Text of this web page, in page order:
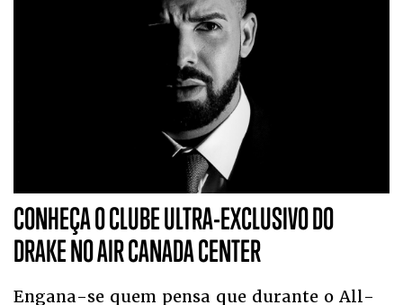
CONHEÇA O CLUBE ULTRA-EXCLUSIVO DO
DRAKE NO AIR CANADA CENTER
Engana-se quem pensa que durante o All-